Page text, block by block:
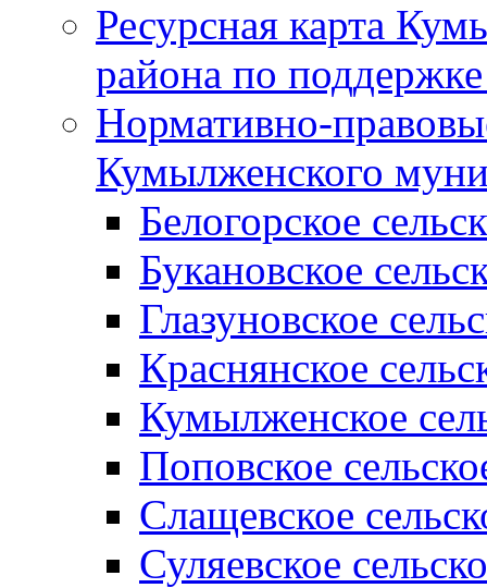
Ресурсная карта
района по
Нормативно-
Кумылженского
Белогорское
Букановское
Глазуновское
Краснянское
Кумылженское
Поповское
Слащевское
Суляевское